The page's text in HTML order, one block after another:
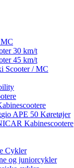
MC
30 km/t
45 km/t
Scooter / MC
APE 50 Køretøjer
Kabinescootere
Cykler
og juniorcykler